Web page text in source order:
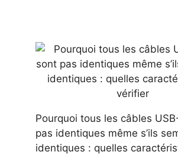
Pourquoi tous les câbles
pas identiques même s’ils
identiques : quelles